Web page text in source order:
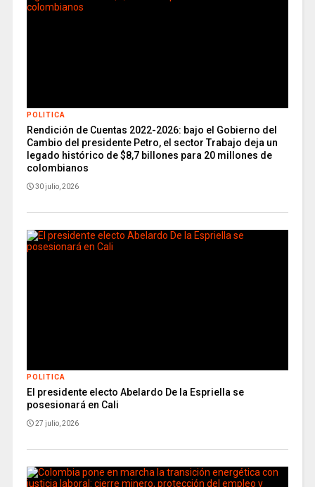
POLITICA
Rendición de Cuentas 2022-2026: bajo el Gobierno del
Cambio del presidente Petro, el sector Trabajo deja un
legado histórico de $8,7 billones para 20 millones de
colombianos
30 julio, 2026
POLITICA
El presidente electo Abelardo De la Espriella se
posesionará en Cali
27 julio, 2026